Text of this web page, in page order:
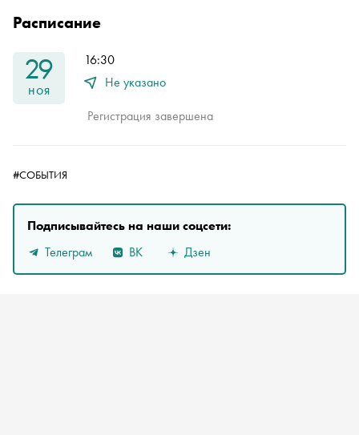
Расписание
29
ноя
16:30
Не указано
Регистрация завершена
#СОБЫТИЯ
Подписывайтесь на наши соцсети:
Телеграм
ВК Дзен